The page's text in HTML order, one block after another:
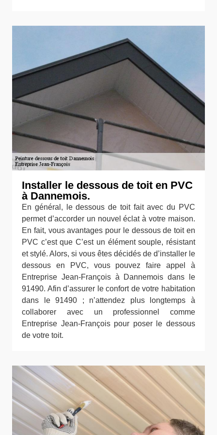
Installer le dessous de toit en PVC
à Dannemois.
En général, le dessous de toit fait avec du PVC
permet d’accorder un nouvel éclat à votre maison.
En fait, vous avantages pour le dessous de toit en
PVC c’est que C’est un élément souple, résistant
et stylé. Alors, si vous êtes décidés de d’installer le
dessous en PVC, vous pouvez faire appel à
Entreprise Jean-François à Dannemois dans le
91490. Afin d’assurer le confort de votre habitation
dans le 91490 ; n’attendez plus longtemps à
collaborer avec un professionnel comme
Entreprise Jean-François pour poser le dessous
de votre toit.